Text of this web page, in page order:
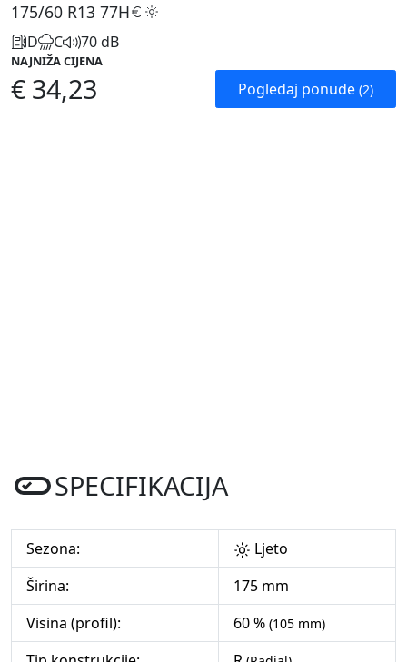
175/60 R13 77H
D C 70 dB
NAJNIŽA CIJENA
€ 34,23 Pogledaj ponude (2)
SPECIFIKACIJA
Sezona:
Ljeto
Širina:
175 mm
Visina (profil):
60 % (105 mm)